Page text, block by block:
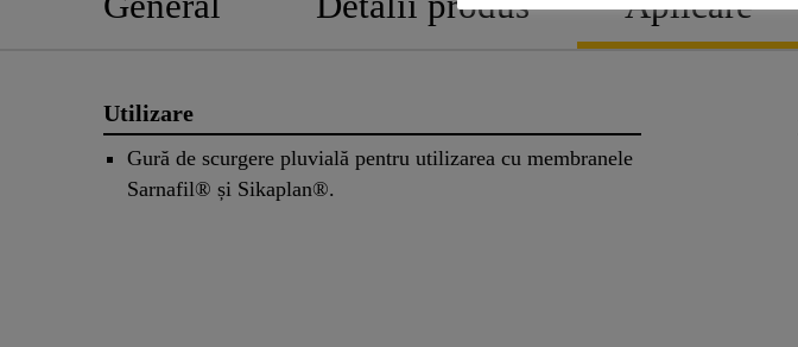
Utilizare
Gură de scurgere pluvială pentru utilizarea cu membranele
Sarnafil® și Sikaplan®.